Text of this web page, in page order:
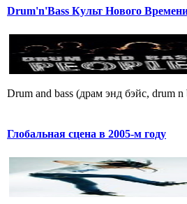
Drum'n'Bass Культ Нового
Drum and bass (драм энд бэйс, drum
Глобальная сцена в 2005-м году